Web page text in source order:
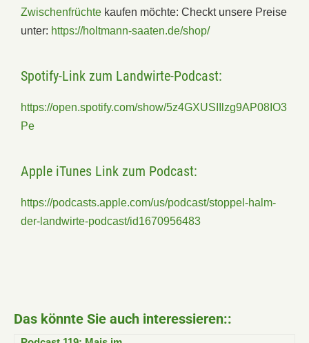
Zwischenfrüchte kaufen möchte: Checkt unsere Preise
unter: https://holtmann-saaten.de/shop/
Spotify-Link zum Landwirte-Podcast:
https://open.spotify.com/show/5z4GXUSIIlzg9AP08IO3
Pe
Apple iTunes Link zum Podcast:
https://podcasts.apple.com/us/podcast/stoppel-halm-
der-landwirte-podcast/id1670956483
Das könnte Sie auch interessieren::